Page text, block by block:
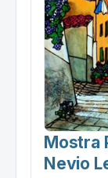
Mostra
Nevio